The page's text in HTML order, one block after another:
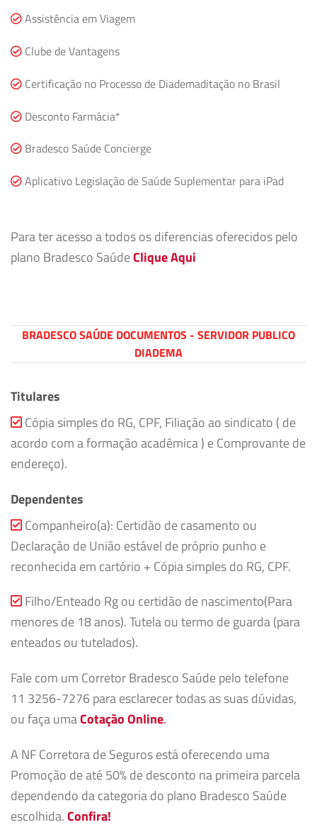
Assistência em Viagem
Clube de Vantagens
Certificação no Processo de Diademaditação no Brasil
Desconto Farmácia*
Bradesco Saúde Concierge
Aplicativo Legislação de Saúde Suplementar para iPad
Para ter acesso a todos os diferencias oferecidos pelo
plano Bradesco SaúdeClique Aqui
BRADESCO SAÚDE DOCUMENTOS - SERVIDOR PUBLICO
DIADEMA
Titulares
Cópia simples do RG, CPF, Filiação ao sindicato ( de
acordo com a formação acadêmica ) e Comprovante de
endereço).
Dependentes
Companheiro(a): Certidão de casamento ou
Declaração de União estável de próprio punho e
reconhecida em cartório + Cópia simples do RG, CPF.
Filho/Enteado Rg ou certidão de nascimento(Para
menores de 18 anos). Tutela ou termo de guarda (para
enteados ou tutelados).
Fale com um Corretor Bradesco Saúde pelo telefone
11 3256-7276 para esclarecer todas as suas dúvidas,
ou faça umaCotação Online.
A NF Corretora de Seguros está oferecendo uma
Promoção de até 50% de desconto na primeira parcela
dependendo da categoria do plano Bradesco Saúde
escolhida.Confira!